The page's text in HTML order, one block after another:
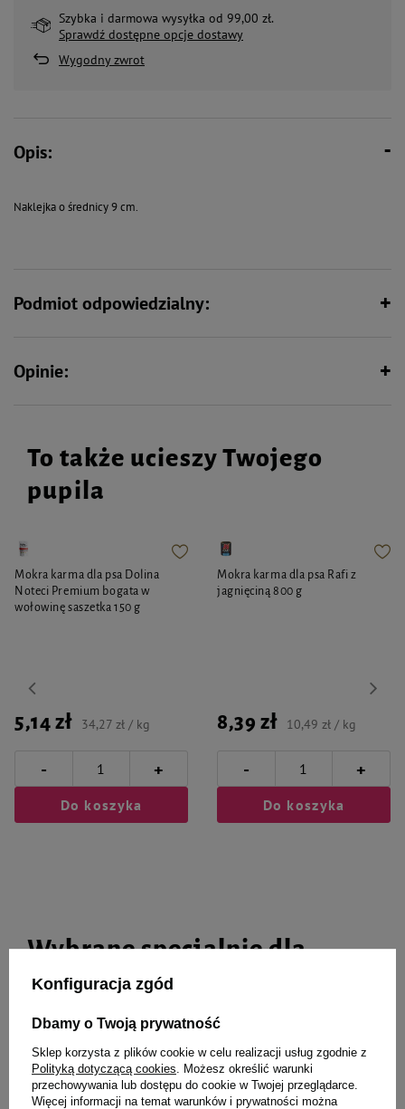
Szybka i darmowa wysyłka od 99,00 zł.
Sprawdź dostępne opcje dostawy
Wygodny zwrot
Opis:
Naklejka o średnicy 9 cm.
Podmiot odpowiedzialny:
Opinie:
To także ucieszy Twojego
pupila
Mokra karma dla psa Dolina
Noteci Premium bogata w
wołowinę saszetka 150 g
5,14 zł 34,27 zł / kg
- +
Do koszyka
Mokra karma dla psa Rafi z
jagnięciną 800 g
8,39 zł 10,49 zł / kg
- +
Do koszyka
Wybrane specjalnie dla
Ciebie i Twojego czworonoga
Naklejka Vlepka Dolina Noteci
Pasjonat Długich Drzemek
Buba Owca Szarpak długi dla psa
L 80 cm
Konfiguracja zgód
Dbamy o Twoją prywatność
Sklep korzysta z plików cookie w celu realizacji usług zgodnie z
Polityką dotyczącą cookies . Możesz określić warunki
przechowywania lub dostępu do cookie w Twojej przeglądarce.
Więcej informacji na temat warunków i prywatności można